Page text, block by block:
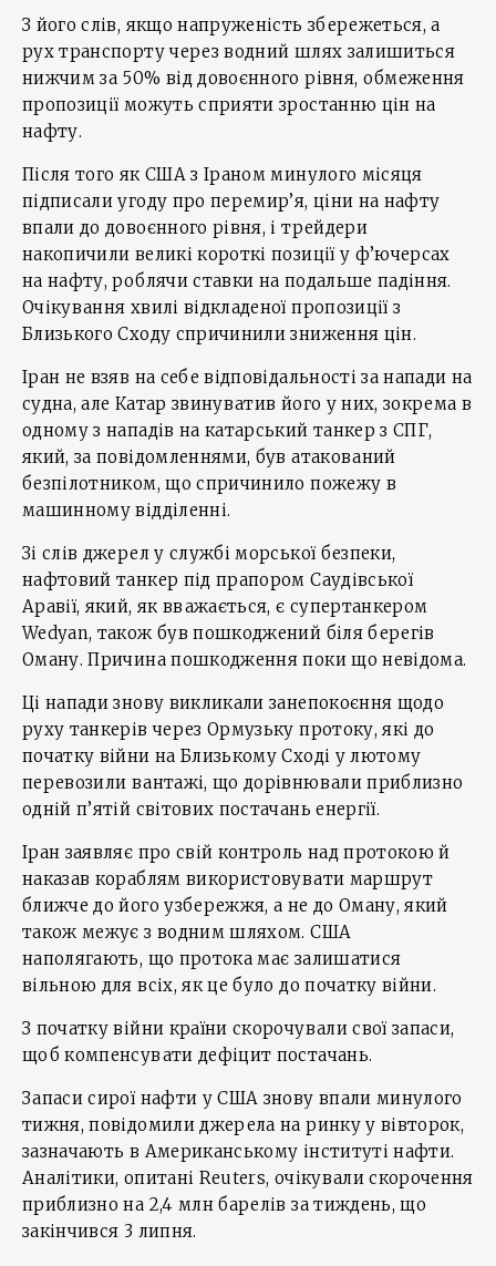
З його слів, якщо напруженість збережеться, а
рух транспорту через водний шлях залишиться
нижчим за 50% від довоєнного рівня, обмеження
пропозиції можуть сприяти зростанню цін на
нафту.
Після того як США з Іраном минулого місяця
підписали угоду про перемир’я, ціни на нафту
впали до довоєнного рівня, і трейдери
накопичили великі короткі позиції у ф’ючерсах
на нафту, роблячи ставки на подальше падіння.
Очікування хвилі відкладеної пропозиції з
Близького Сходу спричинили зниження цін.
Іран не взяв на себе відповідальності за напади на
судна, але Катар звинуватив його у них, зокрема в
одному з нападів на катарський танкер з СПГ,
який, за повідомленнями, був атакований
безпілотником, що спричинило пожежу в
машинному відділенні.
Зі слів джерел у службі морської безпеки,
нафтовий танкер під прапором Саудівської
Аравії, який, як вважається, є супертанкером
Wedyan, також був пошкоджений біля берегів
Оману. Причина пошкодження поки що невідома.
Ці напади знову викликали занепокоєння щодо
руху танкерів через Ормузьку протоку, які до
початку війни на Близькому Сході у лютому
перевозили вантажі, що дорівнювали приблизно
одній п’ятій світових постачань енергії.
Іран заявляє про свій контроль над протокою й
наказав кораблям використовувати маршрут
ближче до його узбережжя, а не до Оману, який
також межує з водним шляхом. США
наполягають, що протока має залишатися
вільною для всіх, як це було до початку війни.
З початку війни країни скорочували свої запаси,
щоб компенсувати дефіцит постачань.
Запаси сирої нафти у США знову впали минулого
тижня, повідомили джерела на ринку у вівторок,
зазначають в Американському інституті нафти.
Аналітики, опитані Reuters, очікували скорочення
приблизно на 2,4 млн барелів за тиждень, що
закінчився 3 липня.